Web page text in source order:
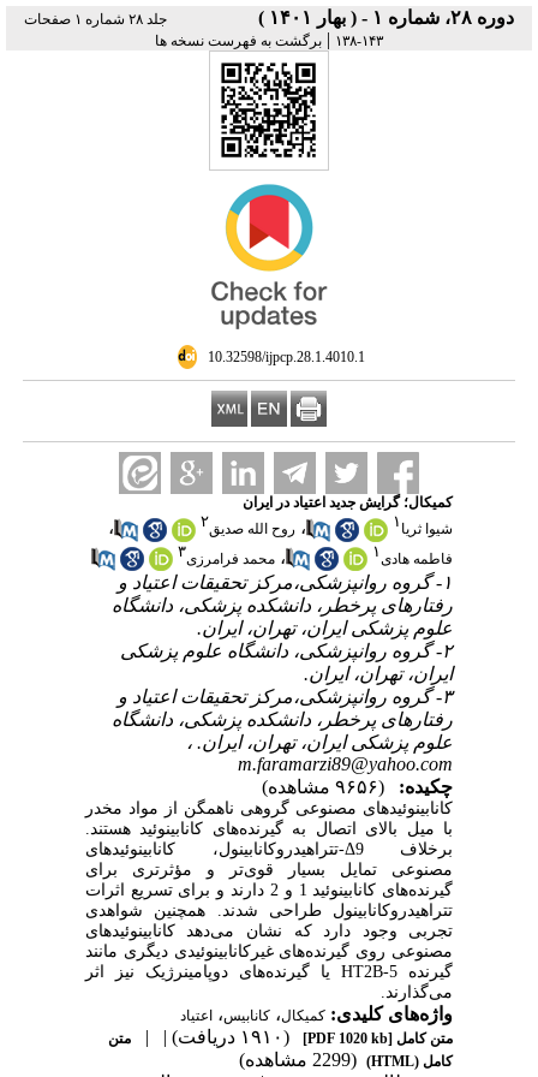
دوره ۲۸، شماره ۱ - ( بهار ۱۴۰۱ )
جلد ۲۸ شماره ۱ صفحات
۱۴۳-۱۳۸
| برگشت به فهرست نسخه ها
‎ 10.32598/ijpcp.28.1.4010.1
کمیکال؛ گرایش جدید اعتیاد در ایران
شیوا ثریا ۱ ، روح الله صدیق۲ ،
فاطمه هادی۱ ، محمد فرامرزی۳
۱- گروه روانپزشکی،مرکز تحقیقات اعتیاد و
رفتارهای پرخطر، دانشکده پزشکی، دانشگاه
علوم پزشکی ایران، تهران، ایران.
۲- گروه روانپزشکی، دانشگاه علوم پزشکی
ایران، تهران، ایران.
۳- گروه روانپزشکی،مرکز تحقیقات اعتیاد و
رفتارهای پرخطر، دانشکده پزشکی، دانشگاه
علوم پزشکی ایران، تهران، ایران. ،
m.faramarzi89@yahoo.com
چکیده:
(۹۶۵۶ مشاهده)
کانابینوئیدهای مصنوعی گروهی ناهمگن از مواد مخدر
با میل بالای اتصال به گیرنده‌های کانابینوئید هستند.
بر‌خلاف Δ9-تتراهیدروکانابینول، کانابینوئیدهای
مصنوعی تمایل بسیار قوی‌تر و مؤثرتری برای
گیرنده‌های کانابینوئید 1 و 2 دارند و برای تسریع اثرات
تتراهیدروکانابینول طراحی شدند. همچنین شواهدی
تجربی وجود دارد که نشان می‌دهد کانابینوئیدهای
مصنوعی روی گیرنده‌های غیر‌کانابینوئیدی دیگری مانند
گیرنده 5-HT2B یا گیرنده‌های دوپامینرژیک نیز اثر
می‌گذارند.
واژه‌های کلیدی: کمیکال، کانابیس،
اعتیاد
متن کامل[PDF 1020 kb] (۱۹۱۰ دریافت) | |
متن
کامل (HTML)
(2299 مشاهده)